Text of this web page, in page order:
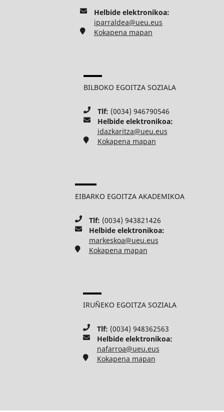
Helbide elektronikoa:
iparraldea@ueu.eus
Kokapena mapan
BILBOKO EGOITZA SOZIALA
Tlf: (0034) 946790546
Helbide elektronikoa:
idazkaritza@ueu.eus
Kokapena mapan
EIBARKO EGOITZA AKADEMIKOA
Tlf: (0034) 943821426
Helbide elektronikoa:
markeskoa@ueu.eus
Kokapena mapan
IRUÑEKO EGOITZA SOZIALA
Tlf: (0034) 948362563
Helbide elektronikoa:
nafarroa@ueu.eus
Kokapena mapan